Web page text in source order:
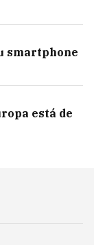
smartphone
está de